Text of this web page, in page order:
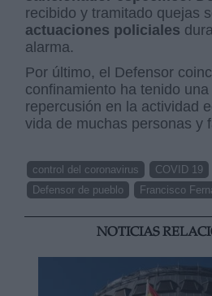
recibido y tramitado quejas
actuaciones policiales
alarma.
Por último, el Defensor
confinamiento ha tenido una
repercusión en la actividad
vida de muchas personas y
control del coronavirus COVID 19
Defensor de pueblo
Francisco
NOTICIAS